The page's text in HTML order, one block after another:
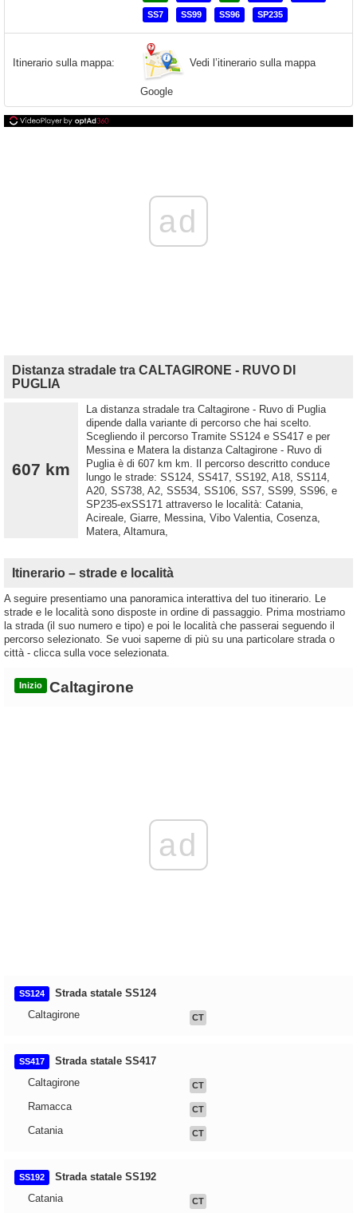
SS7 SS99 SS96 SP235
Itinerario sulla mappa: Vedi l’itinerario sulla mappa
Google
ad
Distanza stradale tra CALTAGIRONE - RUVO DI
PUGLIA
607 km
La distanza stradale tra Caltagirone - Ruvo di Puglia
dipende dalla variante di percorso che hai scelto.
Scegliendo il percorso Tramite SS124 e SS417 e per
Messina e Matera la distanza Caltagirone - Ruvo di
Puglia è di 607 km km. Il percorso descritto conduce
lungo le strade: SS124, SS417, SS192, A18, SS114,
A20, SS738, A2, SS534, SS106, SS7, SS99, SS96, e
SP235-exSS171 attraverso le località: Catania,
Acireale, Giarre, Messina, Vibo Valentia, Cosenza,
Matera, Altamura,
Itinerario – strade e località
A seguire presentiamo una panoramica interattiva del tuo itinerario. Le
strade e le località sono disposte in ordine di passaggio. Prima mostriamo
la strada (il suo numero e tipo) e poi le località che passerai seguendo il
percorso selezionato. Se vuoi saperne di più su una particolare strada o
città - clicca sulla voce selezionata.
Inizio Caltagirone
ad
SS124
Strada statale SS124
Caltagirone
CT
SS417
Strada statale SS417
Caltagirone
CT
Ramacca CT
Catania CT
SS192
Strada statale SS192
Catania
CT